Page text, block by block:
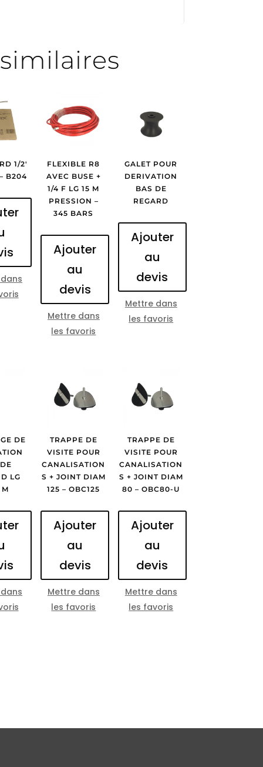
1/2′
B204
FLEXIBLE R8
AVEC BUSE +
1/4 F LG 15 M
PRESSION –
345 BARS
Ajouter
au
devis
Mettre dans
les favoris
GALET POUR
DERIVATION
BAS DE
REGARD
Ajouter
au
devis
Mettre dans
les favoris
DE
LG
M
TRAPPE DE
VISITE POUR
CANALISATION
S + JOINT DIAM
125 – OBC125
Ajouter
au
devis
Mettre dans
les favoris
TRAPPE DE
VISITE POUR
CANALISATION
S + JOINT DIAM
80 – OBC80-U
Ajouter
au
devis
Mettre dans
les favoris